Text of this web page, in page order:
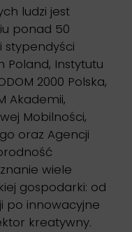
ludzi jest
ponad 50
stypendyści
Poland, Instytutu
2000 Polska,
Akademii,
Mobilności,
oraz Agencji
wiele
gospodarki: od
po innowacyjne
kreatywny.